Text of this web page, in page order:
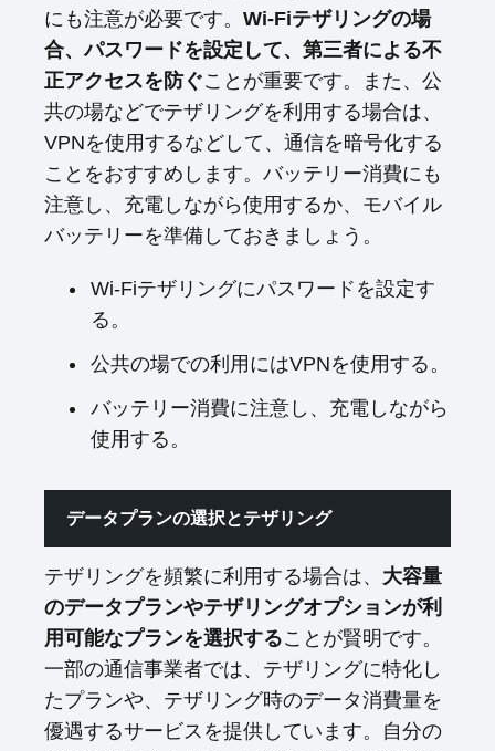
にも注意が必要です。 Wi-Fiテザリングの場
合、パスワードを設定して、第三者による不
正アクセスを防ぐことが重要です。また、公
共の場などでテザリングを利用する場合は、
VPNを使用するなどして、通信を暗号化する
ことをおすすめします。バッテリー消費にも
注意し、充電しながら使用するか、モバイル
バッテリーを準備しておきましょう。
Wi-Fiテザリングにパスワードを設定す
る。
公共の場での利用にはVPNを使用する。
バッテリー消費に注意し、充電しながら
使用する。
データプランの選択とテザリング
テザリングを頻繁に利用する場合は、 大容量
のデータプランやテザリングオプションが利
用可能なプランを選択することが賢明です。
一部の通信事業者では、テザリングに特化し
たプランや、テザリング時のデータ消費量を
優遇するサービスを提供しています。自分の